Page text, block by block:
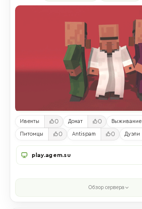
Ивенты 0 Донат 0 Выживание
Питомцы 0 Antispam 0 Дуэли
play.agem.su
Обзор сервера